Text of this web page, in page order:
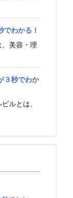
でわかる！
、美容・理
３秒でわか
ルとは、